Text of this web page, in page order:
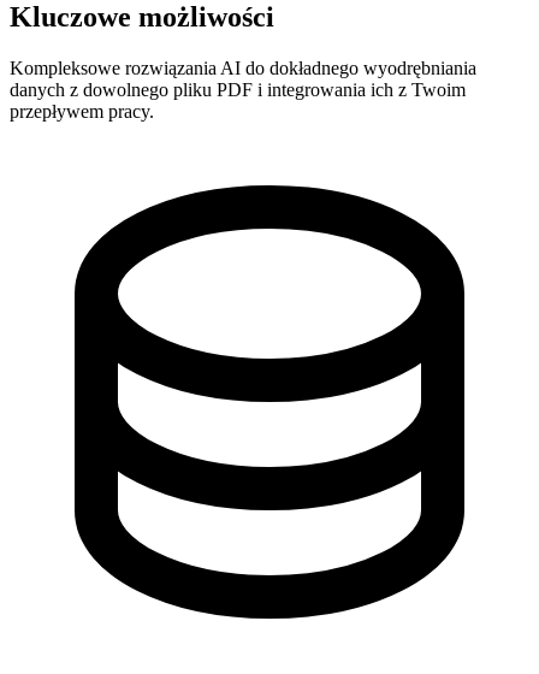
Kluczowe możliwości
Kompleksowe rozwiązania AI do dokładnego wyodrębniania
danych z dowolnego pliku PDF i integrowania ich z Twoim
przepływem pracy.